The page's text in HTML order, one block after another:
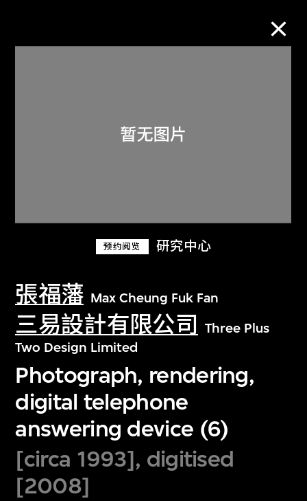
预约阅览 研究中心
張福藩 Max Cheung Fuk Fan
三易設計有限公司
Three Plus
Two Design Limited
Photograph, rendering,
digital telephone
answering device (6)
[circa 1993], digitised
[2008]
关于M+藏品
探索世界顶级的二十及二十一世纪视觉
文化藏品。